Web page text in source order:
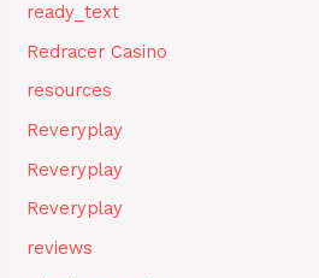
ready_text
Redracer Casino
resources
Reveryplay
Reveryplay
Reveryplay
reviews